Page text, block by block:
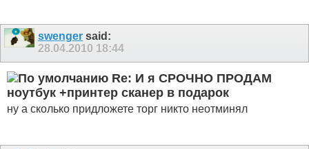
swenger said:
28.04.2010 18:44
Re: И я СРОЧНО ПРОДАМ
ноутбук +принтер сканер в подарок
ну а сколько придложете торг никто неотминял